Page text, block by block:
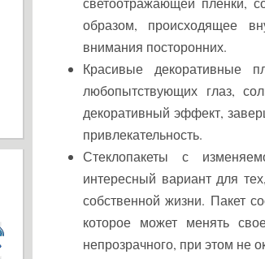
образом, происходящее
внимания посторонних.
Красивые декоративные
любопытствующих глаз,
декоративный эффект,
привлекательность.
Стеклопакеты с
интересный вариант для
собственной жизни. Пакет
которое может менять
непрозрачного, при этом не